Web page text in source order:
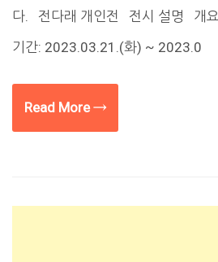
다. 전다래 개인전 전시 설명 개요
기간: 2023.03.21.(화) ~ 2023.0
Read More →